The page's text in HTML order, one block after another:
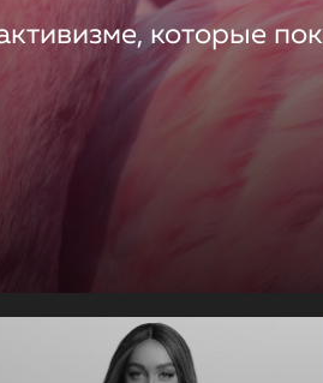
которые